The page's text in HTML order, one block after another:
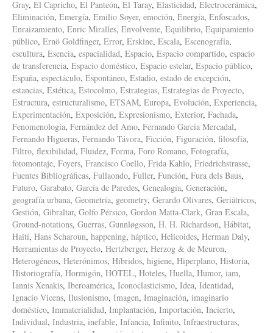
Gray, El Capricho, El Panteón, El Taray, Elasticidad, Electrocerámica,
Eliminación, Emergía, Emilio Soyer, emoción, Energía, Enfoscados,
Enraizamiento, Enric Miralles, Envolvente, Equilibrio, Equipamiento
público, Ernö Goldfinger, Error, Erskine, Escala, Escenografía,
escultura, Esencia, espacialidad, Espacio, Espacio compartido, espacio
de transferencia, Espacio doméstico, Espacio estelar, Espacio público,
España, espectáculo, Espontáneo, Estadio, estado de excepción,
estancias, Estética, Estocolmo, Estrategias, Estrategias de Proyecto,
Estructura, estructuralismo, ETSAM, Europa, Evolución, Experiencia,
Experimentación, Exposición, Expresionismo, Exterior, Fachada,
Fenomenología, Fernández del Amo, Fernando García Mercadal,
Fernando Higueras, Fernando Távora, Ficción, Figuración, filosofía,
Filtro, flexibilidad, Fluidez, Forma, Foro Romano, Fotografía,
fotomontaje, Foyers, Francisco Coello, Frida Kahlo, Friedrichstrasse,
Fuentes Bibliográficas, Fullaondo, Fuller, Función, Fura dels Baus,
Futuro, Garabato, García de Paredes, Genealogía, Generación,
geografía urbana, Geometría, geometry, Gerardo Olivares, Geriátricos,
Gestión, Gibraltar, Golfo Pérsico, Gordon Matta-Clark, Gran Escala,
Ground-notations, Guerras, Gunnløgsson, H. H. Richardson, Hábitat,
Haití, Hans Scharoun, happening, háptico, Helicoides, Herman Daly,
Herramientas de Proyecto, Hertzberger, Herzog & de Meuron,
Heterogéneos, Heterónimos, Híbridos, higiene, Hiperplano, Historia,
Historiografía, Hormigón, HOTEL, Hoteles, Huella, Humor, iam,
Iannis Xenakis, Iberoamérica, Iconoclasticismo, Idea, Identidad,
Ignacio Vicens, Ilusionismo, Imagen, Imaginación, imaginario
doméstico, Immaterialidad, Implantación, Importación, Incierto,
Individual, Industria, inefable, Infancia, Infinito, Infraestructuras,